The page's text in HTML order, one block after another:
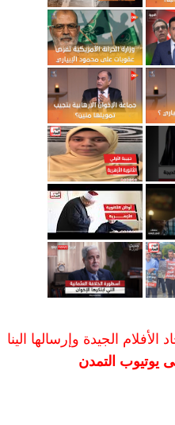
الجيدة وإرسالها الينا
يوتيوب التمدن